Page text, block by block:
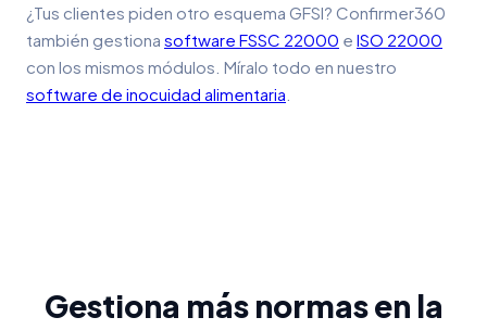
¿Tus clientes piden otro esquema GFSI? Confirmer360
también gestiona software FSSC 22000 e ISO 22000
con los mismos módulos. Míralo todo en nuestro
software de inocuidad alimentaria
Gestiona más normas en la